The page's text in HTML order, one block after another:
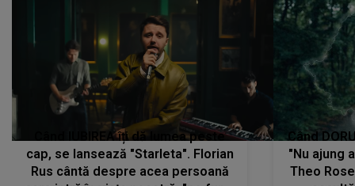
cap, se lansează "Starleta". Florian
Rus cântă despre acea persoană
care intră în viața noastră, "ne fură"
toate PRIVIRILE, toate GÂNDURILE,
tot UNIVERSUL și fără să ne dăm
seama, ajunge să fie motivul
pentru care zâmbim
"Nu ajung
Theo
trece